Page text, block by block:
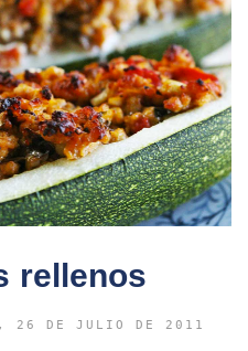
rellenos
, 26 DE JULIO DE 2011